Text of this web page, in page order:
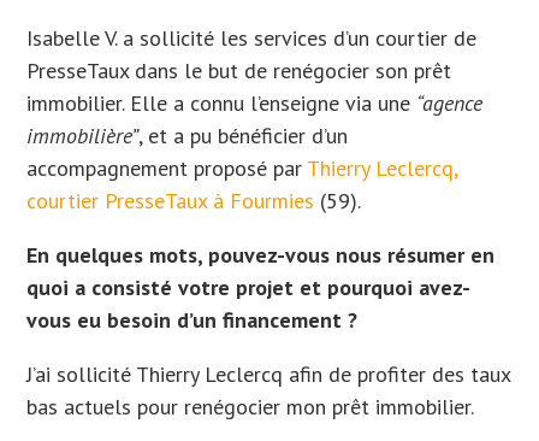
Isabelle V. a sollicité les services d’un courtier de
PresseTaux dans le but de renégocier son prêt
immobilier. Elle a connu l’enseigne via une “agence
immobilière”, et a pu bénéficier d’un
accompagnement proposé par Thierry Leclercq,
courtier PresseTaux à Fourmies (59).
En quelques mots, pouvez-vous nous résumer en
quoi a consisté votre projet et pourquoi avez-
vous eu besoin d’un financement ?
J’ai sollicité Thierry Leclercq afin de profiter des taux
bas actuels pour renégocier mon prêt immobilier.